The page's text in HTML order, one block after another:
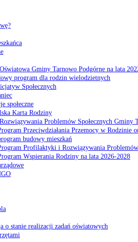
Gminy Tarnowo Podgórne na lata
program dla rodzin wielodzietnych
Społecznych
społeczne
Karta Rodziny
Problemów Społecznych Gminy
Przeciwdziałania Przemocy w Rodzinie
budowy mieszkań
Profilaktyki i Rozwiązywania
Wspierania Rodziny na lata 2026-2028
o stanie realizacji zadań oświatowych